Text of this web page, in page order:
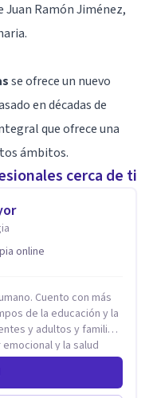
Ramón Jiménez,
se ofrece un nuevo
en décadas de
que ofrece una
ámbitos.
cerca de ti
online
Cuento con más
de la educación y la
y adultos y familias
y la salud
plena y con
cuando